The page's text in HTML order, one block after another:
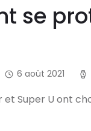
se
6 août 2021
et Super U ont